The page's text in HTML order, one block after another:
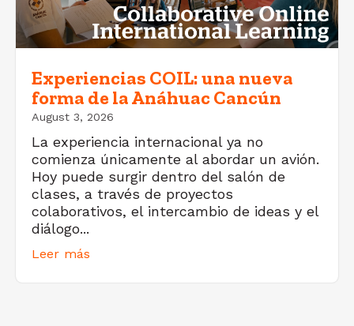
Experiencias COIL: una nueva
forma de la Anáhuac Cancún
August 3, 2026
La experiencia internacional ya no
comienza únicamente al abordar un avión.
Hoy puede surgir dentro del salón de
clases, a través de proyectos
colaborativos, el intercambio de ideas y el
diálogo...
Leer más